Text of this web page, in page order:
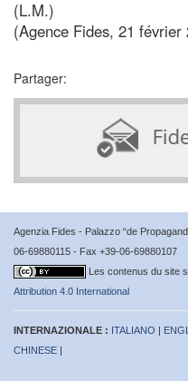
(L.M.)
(Agence Fides, 21
Partager:
Agenzia Fides - Palazzo “de
06-69880115 - Fax +39-06-69880107
Les contenus du site
Attribution 4.0 International
INTERNAZIONALE : ITALIANO |
CHINESE |